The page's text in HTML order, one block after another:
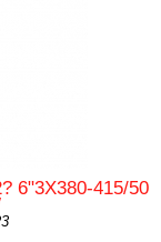
6"3X380-415/50